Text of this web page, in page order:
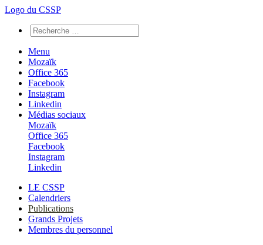
Logo du CSSP
Menu
Mozaïk
Office 365
Facebook
Instagram
Linkedin
Médias sociaux
Mozaïk
Office 365
Facebook
Instagram
Linkedin
LE CSSP
Calendriers
Publications
Grands Projets
Membres du personnel